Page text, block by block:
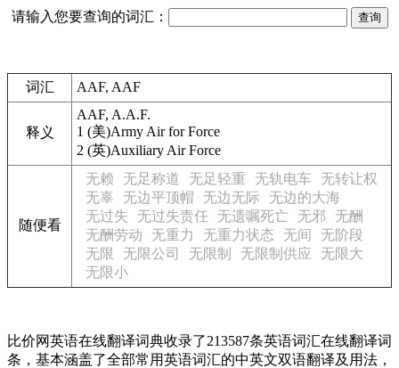
请输入您要查询的词汇：
词汇 AAF, AAF
释义
AAF, A.A.F.
1 (美)Army Air for Force
2 (英)Auxiliary Air Force
随便看
无赖 无足称道 无足轻重 无轨电车
无转让权
无辜
无边平顶帽 无边无际
无边的大海
无过失
无过失责任 无遗嘱死亡 无邪
无酬
无酬劳动
无重力 无重力状态 无间
无阶段
无限
无限公司 无限制 无限制供应
无限大
无限小
比价网英语在线翻译词典收录了213587条英语词汇在线翻译词
条，基本涵盖了全部常用英语词汇的中英文双语翻译及用法，